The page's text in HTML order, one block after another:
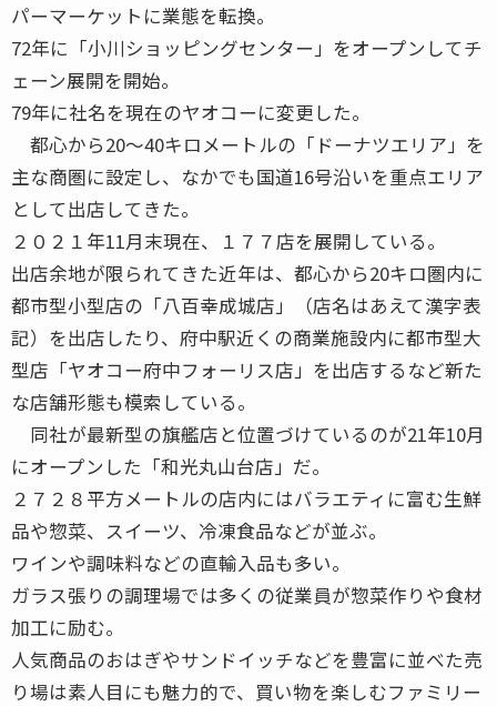
パーマーケットに業態を転換。
72年に「小川ショッピングセンター」をオープンしてチ
ェーン展開を開始。
79年に社名を現在のヤオコーに変更した。
都心から20～40キロメートルの「ドーナツエリア」を
主な商圏に設定し、なかでも国道16号沿いを重点エリア
として出店してきた。
２０２１年11月末現在、１７７店を展開している。
出店余地が限られてきた近年は、都心から20キロ圏内に
都市型小型店の「八百幸成城店」（店名はあえて漢字表
記）を出店したり、府中駅近くの商業施設内に都市型大
型店「ヤオコー府中フォーリス店」を出店するなど新た
な店舗形態も模索している。
同社が最新型の旗艦店と位置づけているのが21年10月
にオープンした「和光丸山台店」だ。
２７２８平方メートルの店内にはバラエティに富む生鮮
品や惣菜、スイーツ、冷凍食品などが並ぶ。
ワインや調味料などの直輸入品も多い。
ガラス張りの調理場では多くの従業員が惣菜作りや食材
加工に励む。
人気商品のおはぎやサンドイッチなどを豊富に並べた売
り場は素人目にも魅力的で、買い物を楽しむファミリー